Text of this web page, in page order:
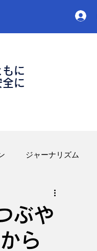
に
に
ジャーナリズム
ぶや
ら